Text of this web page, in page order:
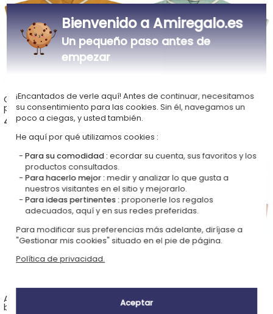
Capa de baño León Azafrán
personalizada
44,90 €
Albornoz Infantil Bordado
Pingüino Verde
59,90 €
Albornoz personalizado para
bebé y niño
Capa de baño Conejo rosa
personalizada
Bienvenido a Amiregalo.es
Un pequeño paso antes de
empezar
¡Encantados de verle aquí! Antes de continuar, necesitamos
su consentimiento para las cookies. Sin él, navegamos un
poco a ciegas, y usted también.
He aquí por qué utilizamos cookies :
Para su comodidad : ecordar su cuenta, sus favoritos y los
productos consultados.
Para hacerlo mejor :medir y analizar lo que gusta a
nuestros visitantes en el sitio y mejorarlo.
Para ideas pertinentes :proponerle los regalos
adecuados, aquí y en sus redes preferidas.
Para modificar sus preferencias más adelante, diríjase a
"Gestionar mis cookies" situado en el pie de página.
Política de privacidad.
Aceptar